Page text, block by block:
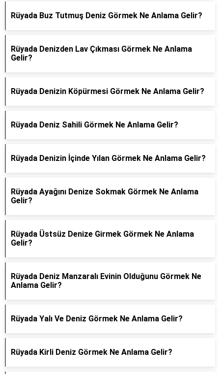
Rüyada Buz Tutmuş Deniz Görmek Ne Anlama Gelir?
Rüyada Denizden Lav Çıkması Görmek Ne Anlama
Gelir?
Rüyada Denizin Köpürmesi Görmek Ne Anlama Gelir?
Rüyada Deniz Sahili Görmek Ne Anlama Gelir?
Rüyada Denizin İçinde Yılan Görmek Ne Anlama Gelir?
Rüyada Ayağını Denize Sokmak Görmek Ne Anlama
Gelir?
Rüyada Üstsüz Denize Girmek Görmek Ne Anlama
Gelir?
Rüyada Deniz Manzaralı Evinin Olduğunu Görmek Ne
Anlama Gelir?
Rüyada Yalı Ve Deniz Görmek Ne Anlama Gelir?
Rüyada Kirli Deniz Görmek Ne Anlama Gelir?